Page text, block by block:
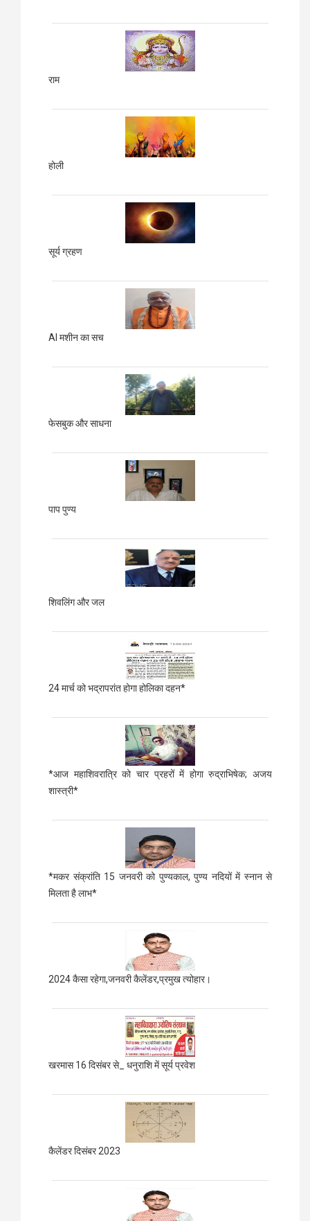
राम
होली
सूर्य ग्रहण
AI मशीन का सच
फेसबुक और साधना
पाप पुण्य
शिवलिंग और जल
24 मार्च को भद्रापरांत होगा होलिका दहन*
*आज महाशिवरात्रि को चार प्रहरों में होगा रुद्राभिषेक; अजय
शास्त्री*
*मकर संक्रांति 15 जनवरी को पुण्यकाल, पुण्य नदियों में स्नान से
मिलता है लाभ*
2024 कैसा रहेगा,जनवरी कैलेंडर,प्रमुख त्योहार।
खरमास 16 दिसंबर से_ धनुराशि में सूर्य प्रवेश
कैलेंडर दिसंबर 2023